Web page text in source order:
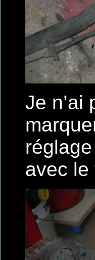
Je n’ai
avec le